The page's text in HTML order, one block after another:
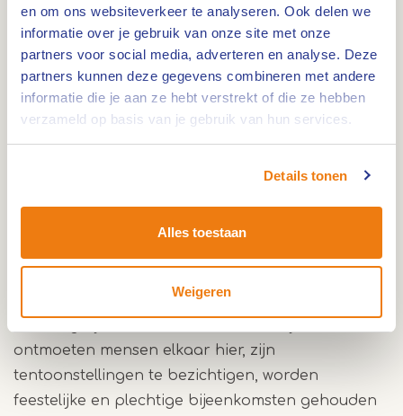
en om ons websiteverkeer te analyseren. Ook delen we
informatie over je gebruik van onze site met onze
partners voor social media, adverteren en analyse. Deze
partners kunnen deze gegevens combineren met andere
informatie die je aan ze hebt verstrekt of die ze hebben
verzameld op basis van je gebruik van hun services.
Details tonen
Alles toestaan
Weigeren
diverse keren verwoest en verbouwd en heeft nu
prachtige glas-in-loodramen. Momenteel in
gebruik voor tentoonstellingen, bijeenkomsten en
evenementen.
Er wordt al meer dan 500 jaar gebeden, gedoopt,
getrouwd en begraven, gewandeld, gewerkt, bier
De huidige Paterskerk vervult in het stadleven
ontmoeten mensen elkaar hier, zijn
tentoonstellingen te bezichtigen, worden
feestelijke en plechtige bijeenkomsten gehouden